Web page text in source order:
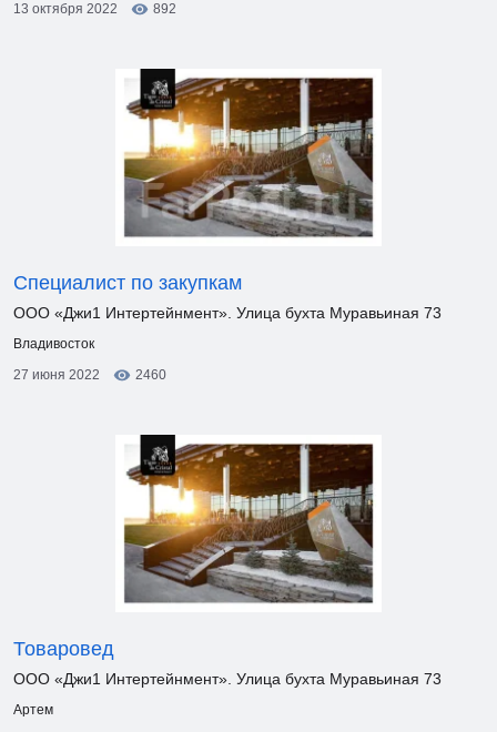
13 октября 2022
892
Специалист по закупкам
ООО «Джи1 Интертейнмент». Улица бухта Муравьиная 73
Владивосток
27 июня 2022
2460
Товаровед
ООО «Джи1 Интертейнмент». Улица бухта Муравьиная 73
Артем